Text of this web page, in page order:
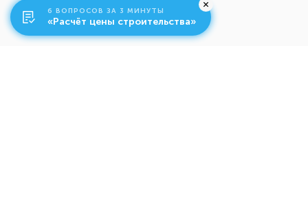
6 ВОПРОСОВ ЗА 3 МИНУТЫ
«Расчёт цены строительства»